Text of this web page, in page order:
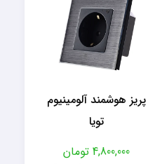
پریز هوشمند آلومینیوم
تویا
4,800,000 تومان